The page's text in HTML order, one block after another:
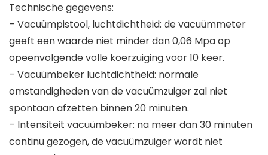
Technische gegevens:
– Vacuümpistool, luchtdichtheid: de vacuümmeter
geeft een waarde niet minder dan 0,06 Mpa op
opeenvolgende volle koerzuiging voor 10 keer.
– Vacuümbeker luchtdichtheid: normale
omstandigheden van de vacuümzuiger zal niet
spontaan afzetten binnen 20 minuten.
– Intensiteit vacuümbeker: na meer dan 30 minuten
continu gezogen, de vacuümzuiger wordt niet